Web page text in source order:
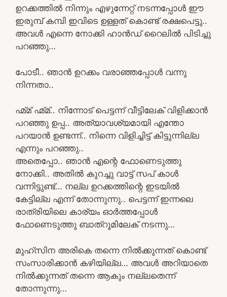
ഉറക്കത്തിൽ നിന്നും എഴുന്നേറ്റ് നടന്നപ്പോൾ ഈ
ഇരുമ്പ് കമ്പി ഇവിടെ ഉള്ളത് കൊണ്ട് രക്ഷപെട്ടു..
അവൾ എന്നെ നോക്കി ഹാൻഡ് റൈലിൽ പിടിച്ചു
പറഞ്ഞു…
പോടീ.. ഞാൻ ഉറക്കം വരാഞ്ഞപ്പോൾ വന്നു
നിന്നതാ..
ഹ്മ്മ് ഹ്മ്മ്.. നിന്നോട് പെട്ടന്ന് വീട്ടിലേക് വിളിക്കാൻ
പറഞ്ഞു ഉപ്പ.. അത്യാവശ്യമായി എന്തോ
പറയാൻ ഉണ്ടന്ന്.. നിന്നെ വിളിച്ചിട്ട് കിട്ടുന്നില്ല
എന്നും പറഞ്ഞു..
അതെപ്പോ.. ഞാൻ എന്റെ ഫോണെടുത്തു
നോക്കി.. അതിൽ കുറച്ചു വാട്ട്‌ സപ് കാൾ
വന്നിട്ടുണ്ട്… നല്ല ഉറക്കത്തിന്റെ ഇടയിൽ
കേട്ടില്ല എന്ന് തോന്നുന്നു.. പെട്ടന്ന് ഇന്നലെ
രാത്രിയിലെ കാര്യം ഓർത്തപ്പോൾ
ഫോണെടുത്തു ബാത്‌റൂമിലേക് നടന്നു…
മുഹ്സിന അരികെ തന്നെ നിൽക്കുന്നത് കൊണ്ട്
സംസാരിക്കാൻ കഴിയില്ല… അവൾ അറിയാതെ
നിൽക്കുന്നത് തന്നെ ആകും നല്ലതെന്ന്
തോന്നുന്നു…